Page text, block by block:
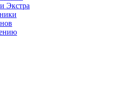
Экстра